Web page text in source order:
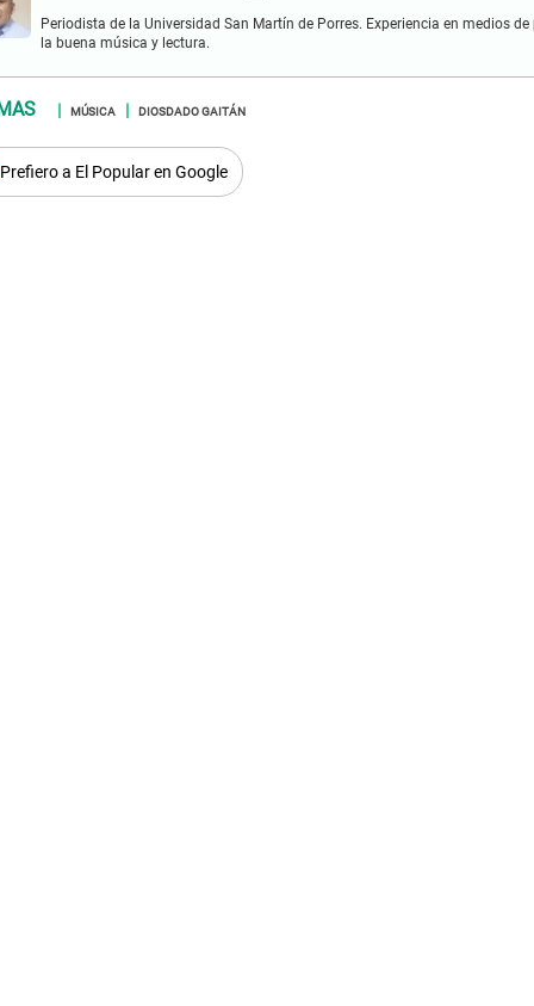
Periodista de la Universidad San Martín de Porres. Experiencia en medios
la buena música y lectura.
MÚSICA DIOSDADO GAITÁN
Prefiero a El Popular en Google